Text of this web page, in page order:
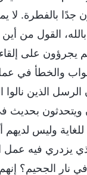
جدًا بالفطرة. لا
القول من
يجرؤون على
والخطأ في
الذين نالوا
ويتحدثون بحديث
وليس
يزدري فيه
نار الجحيم؟